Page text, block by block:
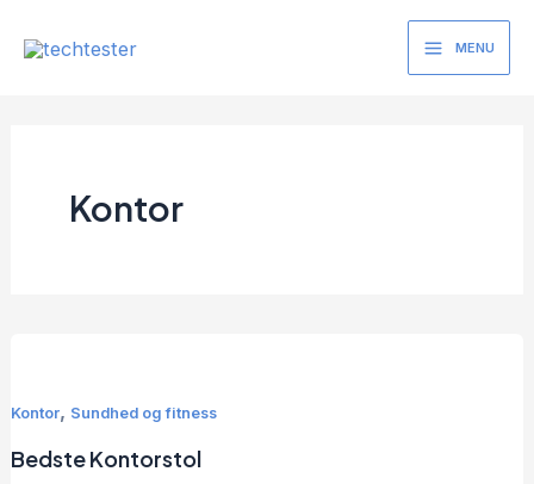
Main
MENU
Kontor
Kontor, Sundhed og fitness
Bedste Kontorstol